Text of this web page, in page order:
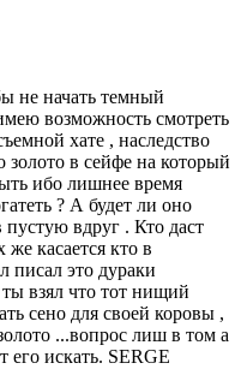
не начать темный
возможность смотреть
хате , наследство
золото в сейфе на который
ибо лишнее время
? А будет ли оно
вдруг . Кто даст
касается кто в
писал это дураки
взял что тот нищий
сено для своей коровы ,
...вопрос лиш в том а
его искать. SERGE